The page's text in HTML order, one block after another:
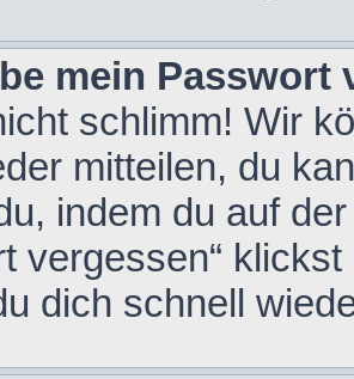
mein Passwort
schlimm! Wir
mitteilen, du
indem du auf
vergessen“
dich schnell